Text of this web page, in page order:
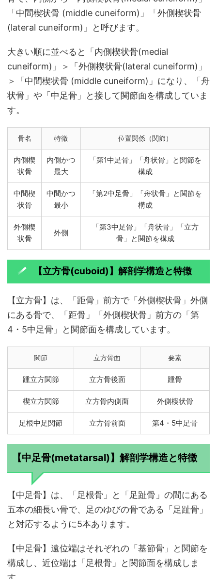
「中間楔状骨 (middle cuneiform)」「外側楔状骨
(lateral cuneiform)」と呼びます。
大きい順に並べると「内側楔状骨(medial
cuneiform)」＞「外側楔状骨(lateral cuneiform)」
＞「中間楔状骨 (middle cuneiform)」になり、「舟
状骨」や「中足骨」と接して関節面を構成していま
す。
骨名 特徴 位置関係（関節）
内側楔
状骨
内側かつ
最大
「第1中足骨」「舟状骨」と関節を
構成
中間楔
状骨
中間かつ
最小
「第2中足骨」「舟状骨」と関節を
構成
外側楔
状骨
外側
「第3中足骨」「舟状骨」「立方
骨」と関節を構成
【立方骨(cuboid)】解剖学構造と特徴
【立方骨】は、「距骨」前方で「外側楔状骨」外側
にある骨で、「距骨」「外側楔状骨」前方の「第
4・5中足骨」と関節面を構成しています。
関節 立方骨面 要素
踵立方関節 立方骨後面 踵骨
楔立方関節 立方骨内側面 外側楔状骨
足根中足関節 立方骨前面 第4・5中足骨
【中足骨(metatarsal)】解剖学構造と特徴
【中足骨】は、「足根骨」と「足趾骨」の間にある
五本の細長い骨で、足のゆびの骨である「足趾骨」
と対応するように5本あります。
【中足骨】遠位端はそれぞれの「基節骨」と関節を
構成し、近位端は「足根骨」と関節面を構成しま